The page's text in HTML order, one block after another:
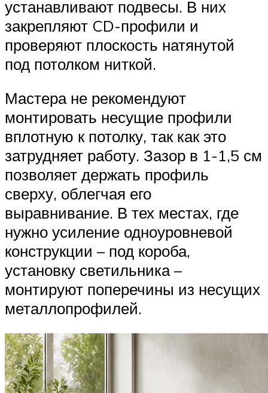
устанавливают подвесы. В них
закрепляют CD-профили и
проверяют плоскость натянутой
под потолком ниткой.
Мастера не рекомендуют
монтировать несущие профили
вплотную к потолку, так как это
затрудняет работу. Зазор в 1-1,5 см
позволяет держать профиль
сверху, облегчая его
выравнивание. В тех местах, где
нужно усиление одноуровневой
конструкции – под короба,
установку светильника –
монтируют поперечины из несущих
металлопрофилей.